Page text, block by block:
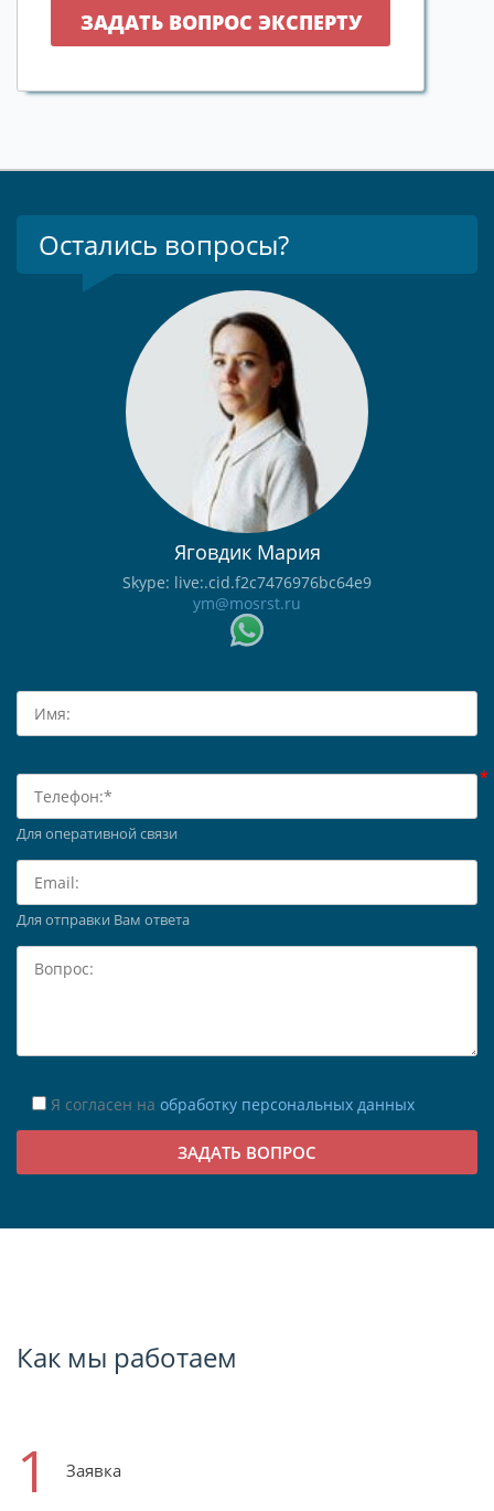
Остались вопросы?
Яговдик Мария
Skype: live:.cid.f2c7476976bc64e9
ym@mosrst.ru
Для оперативной связи
Для отправки Вам ответа
Я согласен на обработку персональных данных
Как мы работаем
1 Заявка